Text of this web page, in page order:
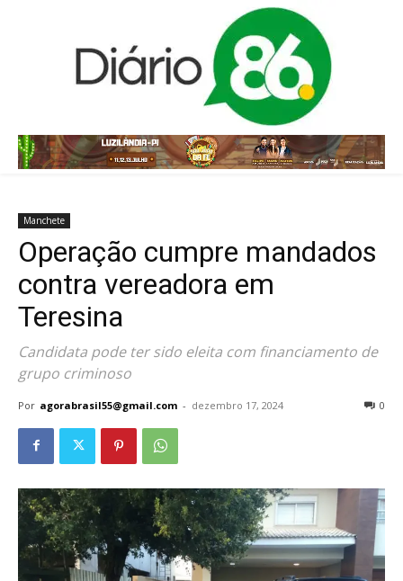
Manchete
Operação cumpre mandados
contra vereadora em
Teresina
Candidata pode ter sido eleita com financiamento de
grupo criminoso
Por agorabrasil55@gmail.com - dezembro 17, 2024 0